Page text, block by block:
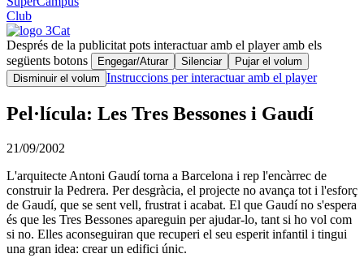
Club
Després de la publicitat pots interactuar amb el player amb els
següents botons
Engegar/Aturar Silenciar
Pujar el volum
Disminuir el volum Instruccions per interactuar amb el player
Pel·lícula: Les Tres Bessones i Gaudí
21/09/2002
L'arquitecte Antoni Gaudí torna a Barcelona i rep l'encàrrec de
construir la Pedrera. Per desgràcia, el projecte no avança tot i l'esforç
de Gaudí, que se sent vell, frustrat i acabat. El que Gaudí no s'espera
és que les Tres Bessones apareguin per ajudar-lo, tant si ho vol com
si no. Elles aconseguiran que recuperi el seu esperit infantil i tingui
una gran idea: crear un edifici únic.